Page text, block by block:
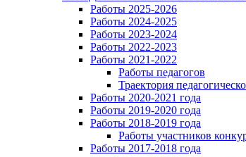
Работы 2025-2026
Работы 2024-2025
Работы 2023-2024
Работы 2022-2023
Работы 2021-2022
Работы педагогов
Траектория
Работы 2020-2021 года
Работы 2019-2020 года
Работы 2018-2019 года
Работы участников
Работы 2017-2018 года